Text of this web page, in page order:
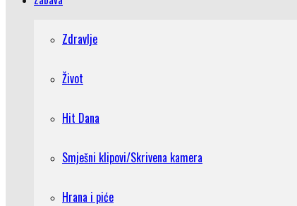
Zdravlje
Život
Hit Dana
Smješni klipovi/Skrivena kamera
Hrana i piće